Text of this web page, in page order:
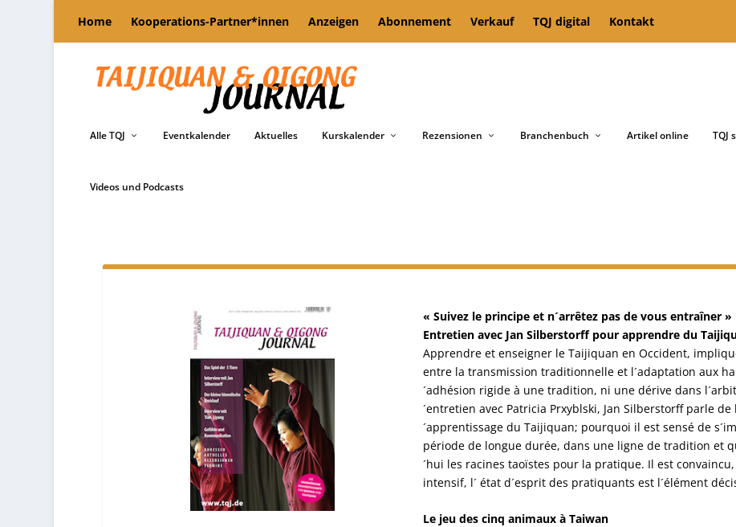
Home Kooperations-Partner*innen Anzeigen Abonnement Verkauf TQJ digital Kontakt
Alle TQJ Eventkalender Aktuelles Kurskalender Rezensionen Branchenbuch Artikel online TQJ
Videos und Podcasts
« Suivez le principe et n´arrêtez pas de vous entraîner »
Entretien avec Jan Silberstorff pour apprendre du
Apprendre et enseigner le Taijiquan en Occident,
entre la transmission traditionnelle et l´adaptation aux
´adhésion rigide à une tradition, ni une dérive dans
´entretien avec Patricia Prxyblski, Jan Silberstorff parle
´apprentissage du Taijiquan; pourquoi il est sensé de
période de longue durée, dans une ligne de tradition et
´hui les racines taoïstes pour la pratique. Il est
intensif, l´ état d´esprit des pratiquants est l´élément
Le jeu des cinq animaux à Taiwan